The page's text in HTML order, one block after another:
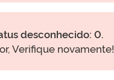
desconhecido: 0.
Verifique novamente!